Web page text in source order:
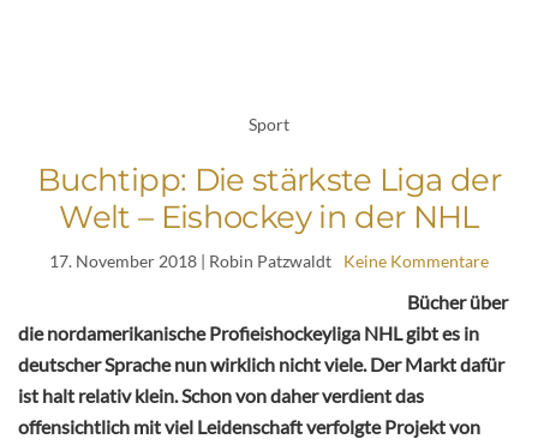
Sport
Buchtipp: Die stärkste Liga der
Welt – Eishockey in der NHL
17. November 2018 | Robin Patzwaldt Keine Kommentare
Bücher über
die nordamerikanische Profieishockeyliga NHL gibt es in
deutscher Sprache nun wirklich nicht viele. Der Markt dafür
ist halt relativ klein. Schon von daher verdient das
offensichtlich mit viel Leidenschaft verfolgte Projekt von